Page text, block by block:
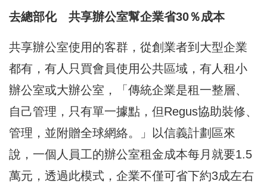
去總部化 共享辦公室幫企業省30％成本
共享辦公室使用的客群，從創業者到大型企業
都有，有人只買會員使用公共區域，有人租小
辦公室或大辦公室，「傳統企業是租一整層、
自己管理，只有單一據點，但Regus協助裝修、
管理，並附贈全球網絡。」以信義計劃區來
說，一個人員工的辦公室租金成本每月就要1.5
萬元，透過此模式，企業不僅可省下約3成左右